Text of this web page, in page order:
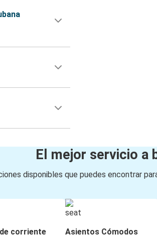
El mejor servicio a
disponibles que puedes encontrar
corriente Asientos Cómodos